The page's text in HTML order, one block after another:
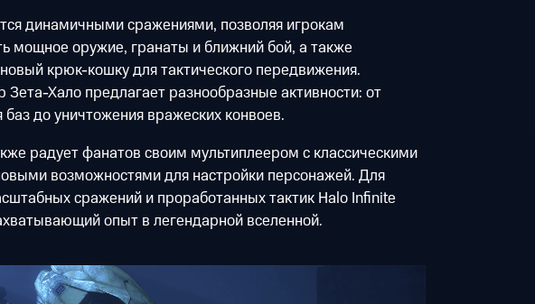
динамичными сражениями, позволяя игрокам
мощное оружие, гранаты и ближний бой, а также
крюк-кошку для тактического передвижения.
Хало предлагает разнообразные активности: от
до уничтожения вражеских конвоев.
радует фанатов своим мультиплеером с классическими
возможностями для настройки персонажей. Для
сражений и проработанных тактик Halo Infinite
опыт в легендарной вселенной.